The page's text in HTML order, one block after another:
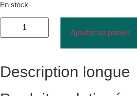
En stock
Ajouter au panier
Description longue